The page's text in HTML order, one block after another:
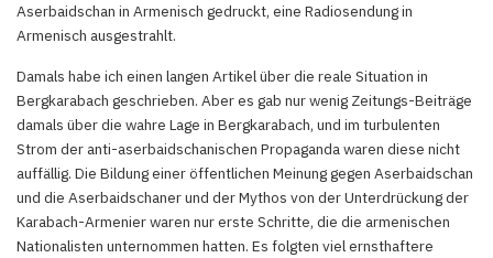
Aserbaidschan in Armenisch gedruckt, eine Radiosendung in
Armenisch ausgestrahlt.
Damals habe ich einen langen Artikel über die reale Situation in
Bergkarabach geschrieben. Aber es gab nur wenig Zeitungs-Beiträge
damals über die wahre Lage in Bergkarabach, und im turbulenten
Strom der anti-aserbaidschanischen Propaganda waren diese nicht
auffällig. Die Bildung einer öffentlichen Meinung gegen Aserbaidschan
und die Aserbaidschaner und der Mythos von der Unterdrückung der
Karabach-Armenier waren nur erste Schritte, die die armenischen
Nationalisten unternommen hatten. Es folgten viel ernsthaftere